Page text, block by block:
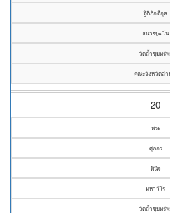
ฐิติภักดีกุล
ธนวฑฺฒโน
วัดถ้ำขุมทรัพ
คณะจังหวัดลำ
20
พระ
ศุภกร
พินิจ
มหาวีโร
วัดถ้ำขุมทรัพ